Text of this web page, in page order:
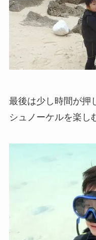
最後は少し時間が押
シュノーケルを楽し